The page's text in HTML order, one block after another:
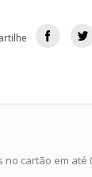
no cartão em